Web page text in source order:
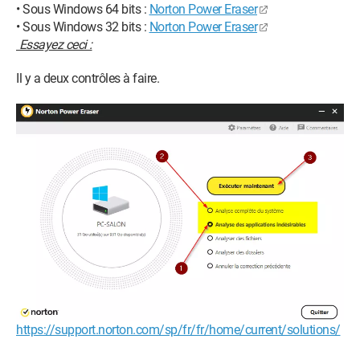
• Sous Windows 64 bits : Norton Power Eraser
• Sous Windows 32 bits : Norton Power Eraser
Essayez ceci :
Il y a deux contrôles à faire.
https://support.norton.com/sp/fr/fr/home/current/solutions/